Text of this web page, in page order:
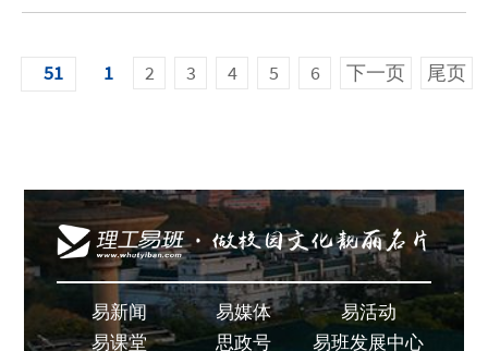
51 1 2 3 4 5 6 下一页 尾页
易新闻 易媒体
易活动
易课堂
思政号
易班发展中心